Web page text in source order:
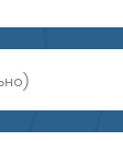
DAMON